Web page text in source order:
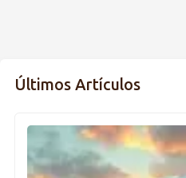
Últimos Artículos